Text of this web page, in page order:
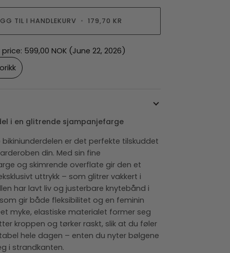
TIL I HANDLEKURV • 179,70 KR
599,00 NOK (June 22, 2026)
i en glitrende sjampanjefarge
bikiniunderdelen er det perfekte tilskuddet
din. Med sin fine
og skimrende overflate gir den et
uttrykk – som glitrer vakkert i
har lavt liv og justerbare knytebånd i
gir både fleksibilitet og en feminin
myke, elastiske materialet former seg
kroppen og tørker raskt, slik at du føler
hele dagen – enten du nyter bølgene
i strandkanten.